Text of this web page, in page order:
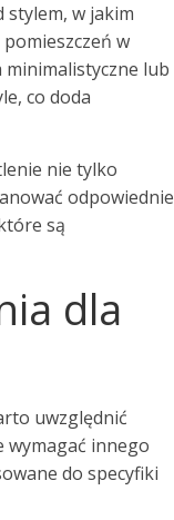
stylem, w jakim
w
lub
co doda
nie tylko
odpowiednie
są
dla
uwzględnić
wymagać innego
do specyfiki